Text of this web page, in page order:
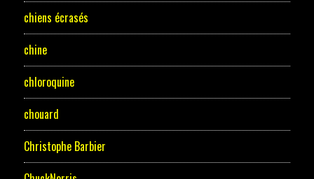
chiens écrasés
chine
chloroquine
chouard
Christophe Barbier